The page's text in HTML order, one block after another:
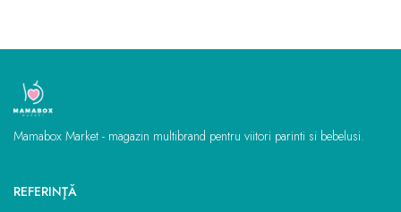
Mamabox Market - magazin multibrand pentru viitori parinti si bebelusi.
REFERINŢĂ